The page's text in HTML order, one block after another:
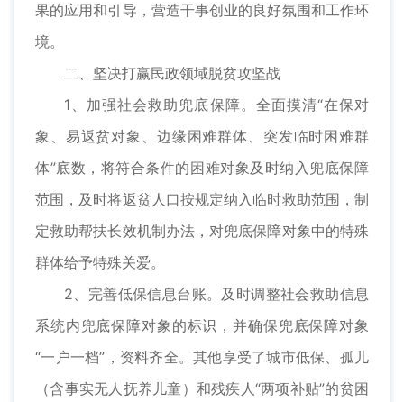
果的应用和引导，营造干事创业的良好氛围和工作环
境。
二、坚决打赢民政领域脱贫攻坚战
1、加强社会救助兜底保障。全面摸清“在保对
象、易返贫对象、边缘困难群体、突发临时困难群
体”底数，将符合条件的困难对象及时纳入兜底保障
范围，及时将返贫人口按规定纳入临时救助范围，制
定救助帮扶长效机制办法，对兜底保障对象中的特殊
群体给予特殊关爱。
2、完善低保信息台账。及时调整社会救助信息
系统内兜底保障对象的标识，并确保兜底保障对象
“一户一档”，资料齐全。其他享受了城市低保、孤儿
（含事实无人抚养儿童）和残疾人“两项补贴”的贫困